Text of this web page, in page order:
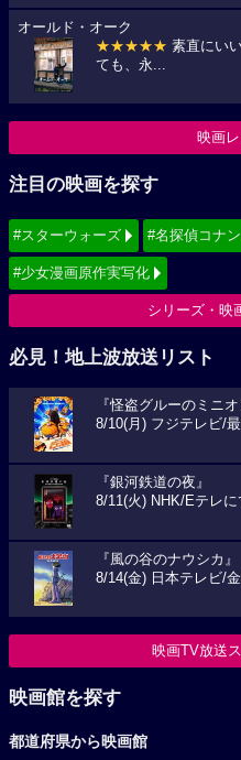
オールド・オーク
★★★★★ 素直にい
ても、永...
映画
注目の映画を探す
#スターウォーズ #名探偵コナン
#少女漫画原作実写化
シリーズ・映
必見！地上波放送リスト
『怪盗グルーのミニオ
8/10(月) フジテレビ/
『銀河鉄道の夜』
8/11(火) NHK/Eテレに
『風の谷のナウシカ』
8/14(金) 日本テレビ/
映画TV放送
映画館を探す
都道府県から映画館